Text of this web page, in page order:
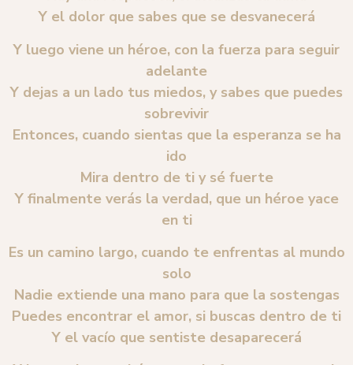
Y el dolor que sabes que se desvanecerá
Y luego viene un héroe, con la fuerza para seguir
adelante
Y dejas a un lado tus miedos, y sabes que puedes
sobrevivir
Entonces, cuando sientas que la esperanza se ha
ido
Mira dentro de ti y sé fuerte
Y finalmente verás la verdad, que un héroe yace
en ti
Es un camino largo, cuando te enfrentas al mundo
solo
Nadie extiende una mano para que la sostengas
Puedes encontrar el amor, si buscas dentro de ti
Y el vacío que sentiste desaparecerá